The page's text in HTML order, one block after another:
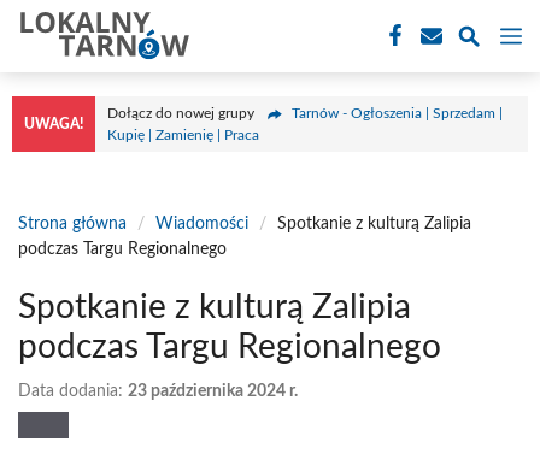
Przejdź
treści
UWAGA!
Dołącz do nowej grupy
Tarnów - Ogłoszenia | Sprzedam |
Kupię | Zamienię | Praca
Strona główna / Wiadomości /
Spotkanie z kulturą Zalipia
podczas Targu Regionalnego
Spotkanie z kulturą Zalipia
podczas Targu Regionalnego
Data dodania: 23 października 2024 r.